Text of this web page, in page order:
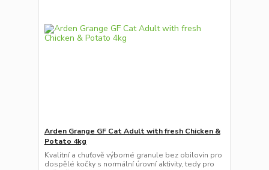
Arden Grange GF Cat Adult with fresh Chicken &
Potato 4kg
Kvalitní a chuťově výborné granule bez obilovin pro
dospělé kočky s normální úrovní aktivity, tedy pro